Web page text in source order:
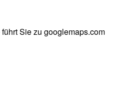
Sie zu googlemaps.com